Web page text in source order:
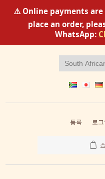
⚠️ Online payments
place an order,
WhatsApp:
등록 로그